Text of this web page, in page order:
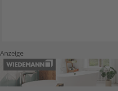
Anzeige